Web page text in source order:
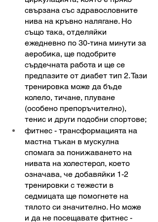
свързана със здравословните
нива на кръвно налягане. Но
също така, отделяйки
ежедневно по 30-тина минути за
аеробика, ще подобрите
сърдечната работа и ще се
предпазите от диабет тип 2. Тази
тренировка може да бъде
колело, тичане, плуване
(особено препоръчително),
тенис и други подобни спортове;
фитнес - трансформацията на
мастна тъкан в мускулна
спомага за понижаването на
нивата на холестерол, което
означава, че добавяйки 1-2
тренировки с тежести в
седмицата ще помогнете на
тялото си значително. Но може
и да не посещавате фитнес -